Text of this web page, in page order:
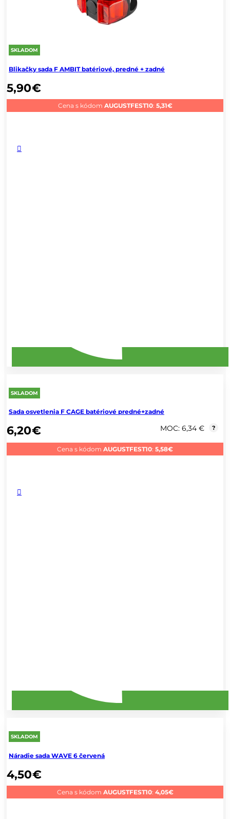
SKLADOM
Blikačky sada F AMBIT batériové, predné + zadné
5,90€
Cena s kódom AUGUSTFEST10: 5,31€
SKLADOM
Sada osvetlenia F CAGE batériové predné+zadné
6,20€ MOC: 6,34 € ?
Cena s kódom AUGUSTFEST10: 5,58€
SKLADOM
Náradie sada WAVE 6 červená
4,50€
Cena s kódom AUGUSTFEST10: 4,05€